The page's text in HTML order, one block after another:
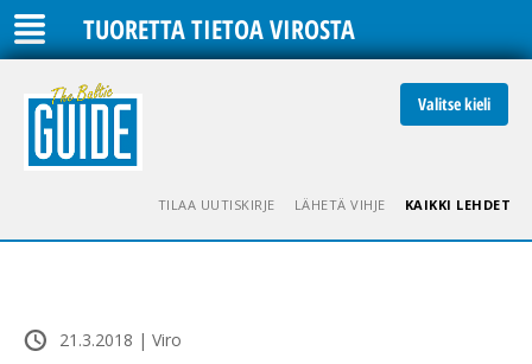
TUORETTA TIETOA VIROSTA
Valitse kieli
TILAA UUTISKIRJE LÄHETÄ VIHJE KAIKKI LEHDET
21.3.2018 | Viro